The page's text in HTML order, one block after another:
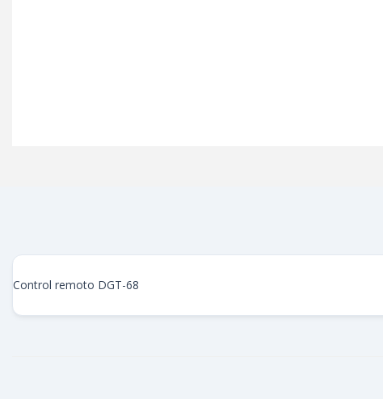
Control remoto DGT-68